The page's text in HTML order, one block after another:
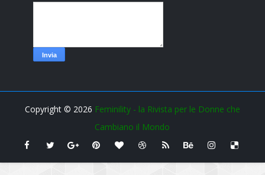
Copyright © 2026 Feminility - la Rivista per le Donne che
Cambiano il Mondo